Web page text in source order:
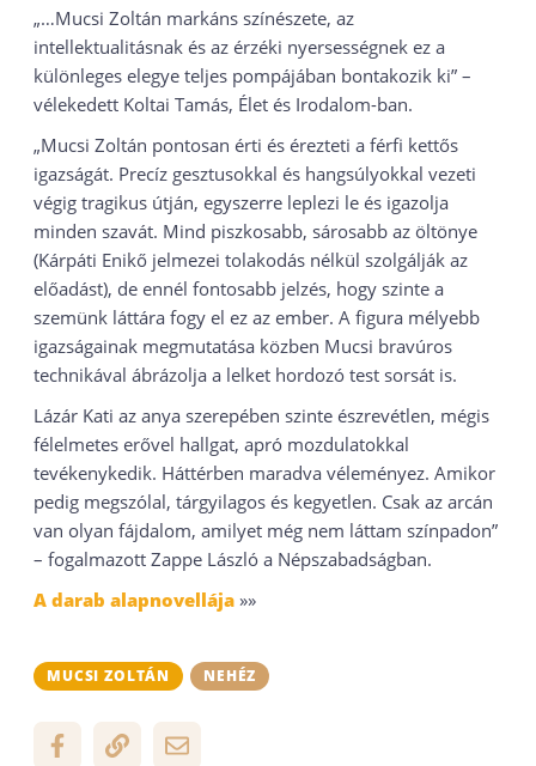
„…Mucsi Zoltán markáns színészete, az
intellektualitásnak és az érzéki nyersességnek ez a
különleges elegye teljes pompájában bontakozik ki” –
vélekedett Koltai Tamás, Élet és Irodalom-ban.
„Mucsi Zoltán pontosan érti és érezteti a férfi kettős
igazságát. Precíz gesztusokkal és hangsúlyokkal vezeti
végig tragikus útján, egyszerre leplezi le és igazolja
minden szavát. Mind piszkosabb, sárosabb az öltönye
(Kárpáti Enikő jelmezei tolakodás nélkül szolgálják az
előadást), de ennél fontosabb jelzés, hogy szinte a
szemünk láttára fogy el ez az ember. A figura mélyebb
igazságainak megmutatása közben Mucsi bravúros
technikával ábrázolja a lelket hordozó test sorsát is.
Lázár Kati az anya szerepében szinte észrevétlen, mégis
félelmetes erővel hallgat, apró mozdulatokkal
tevékenykedik. Háttérben maradva véleményez. Amikor
pedig megszólal, tárgyilagos és kegyetlen. Csak az arcán
van olyan fájdalom, amilyet még nem láttam színpadon”
– fogalmazott Zappe László a Népszabadságban.
A darab alapnovellája »»
MUCSI ZOLTÁN NEHÉZ